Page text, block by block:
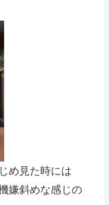
め見た時には
嫌斜めな感じの